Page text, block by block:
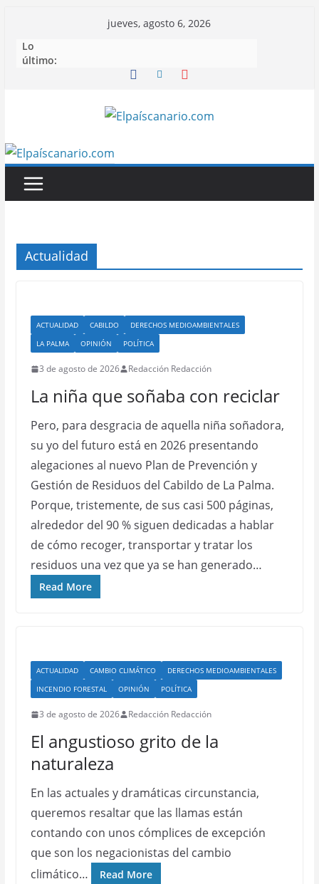
contenido
jueves, agosto 6, 2026
Lo
último:
Actualidad
ACTUALIDAD CABILDO
DERECHOS MEDIOAMBIENTALES
LA PALMA
OPINIÓN POLÍTICA
3 de agosto de 2026 Redacción Redacción
La niña que soñaba con reciclar
Pero, para desgracia de aquella niña soñadora,
su yo del futuro está en 2026 presentando
alegaciones al nuevo Plan de Prevención y
Gestión de Residuos del Cabildo de La Palma.
Porque, tristemente, de sus casi 500 páginas,
alrededor del 90 % siguen dedicadas a hablar
de cómo recoger, transportar y tratar los
residuos una vez que ya se han generado…
Read More
ACTUALIDAD CAMBIO CLIMÁTICO
DERECHOS MEDIOAMBIENTALES
INCENDIO FORESTAL
OPINIÓN POLÍTICA
3 de agosto de 2026 Redacción Redacción
El angustioso grito de la
naturaleza
En las actuales y dramáticas circunstancia,
queremos resaltar que las llamas están
contando con unos cómplices de excepción
que son los negacionistas del cambio
climático…
Read More